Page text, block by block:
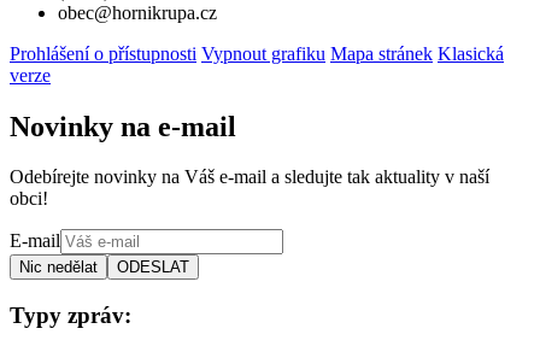
obec@hornikrupa.cz
Prohlášení o přístupnosti Vypnout grafiku Mapa stránek Klasická
verze
Novinky na e-mail
Odebírejte novinky na Váš e-mail a sledujte tak aktuality v naší
obci!
E-mail
Typy zpráv: